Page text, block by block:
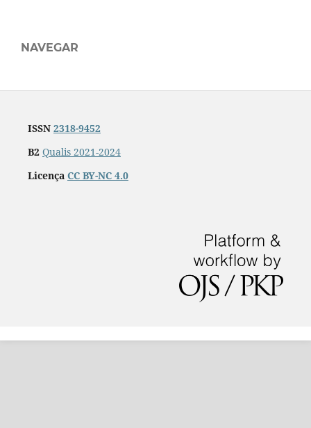
NAVEGAR
ISSN 2318-9452
B2 Qualis 2021-2024
Licença CC BY-NC 4.0